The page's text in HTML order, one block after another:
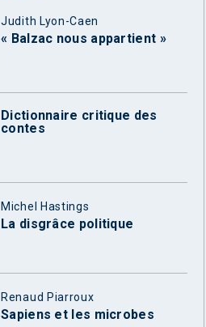
Judith Lyon-Caen
« Balzac nous appartient »
Dictionnaire critique des
contes
Michel Hastings
La disgrâce politique
Renaud Piarroux
Sapiens et les microbes